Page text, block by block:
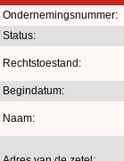
Ondernemingsnummer:
Status:
Rechtstoestand:
Begindatum:
Naam: